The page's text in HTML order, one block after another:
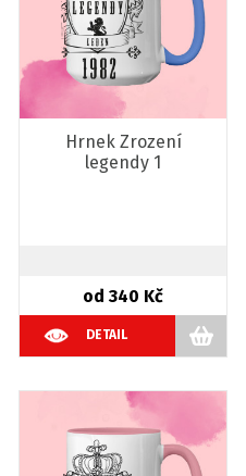
Hrnek Zrození
legendy 1
od 340 Kč
DETAIL